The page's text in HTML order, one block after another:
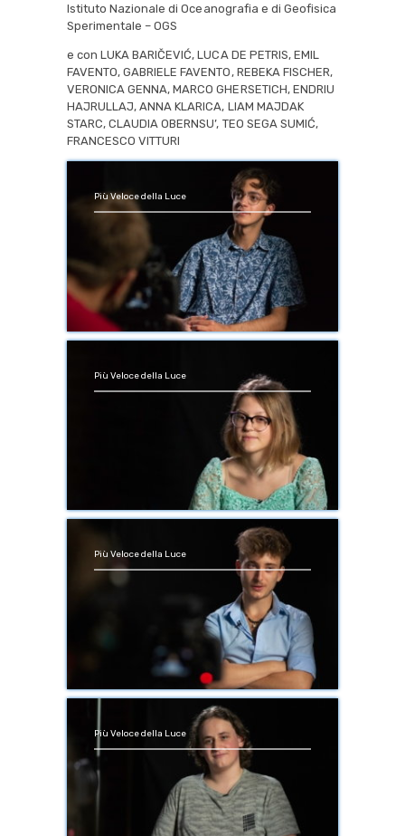
Istituto Nazionale di Oceanografia e di Geofisica
Sperimentale – OGS
e con LUKA BARIČEVIĆ, LUCA DE PETRIS, EMIL
FAVENTO, GABRIELE FAVENTO, REBEKA FISCHER,
VERONICA GENNA, MARCO GHERSETICH, ENDRIU
HAJRULLAJ, ANNA KLARICA, LIAM MAJDAK
STARC, CLAUDIA OBERNSU’, TEO SEGA SUMIĆ,
FRANCESCO VITTURI
Più Veloce della Luce
Più Veloce della Luce
Più Veloce della Luce
Più Veloce della Luce